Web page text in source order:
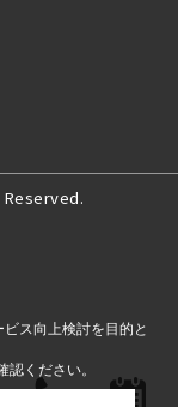
Reserved.
ス向上検討を目的と
認ください。